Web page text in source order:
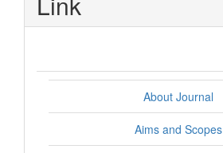
About Journal
Aims and Scopes